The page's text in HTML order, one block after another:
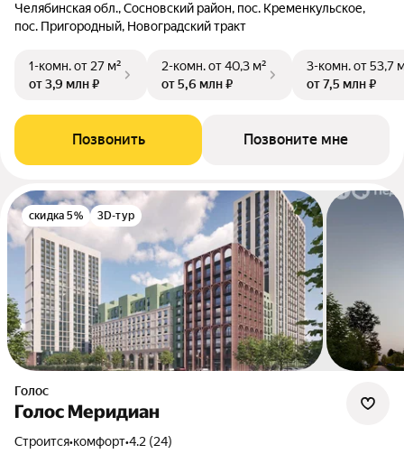
Челябинская обл., Сосновский район, пос. Кременкульское,
пос. Пригородный, Новоградский тракт
1-комн.от 27 м²
от 3,9 млн ₽
2-комн.от 40,3 м²
от 5,6 млн ₽
3-комн.от 53,7
от 7,5 млн ₽
Позвонить Позвоните мне
скидка 5% 3D-тур
Голос
Голос Меридиан
Строится•комфорт•4.2 (24)